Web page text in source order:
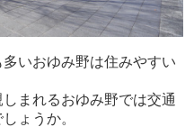
いおゆみ野は住みやすい
まれるおゆみ野では交通
ょうか。